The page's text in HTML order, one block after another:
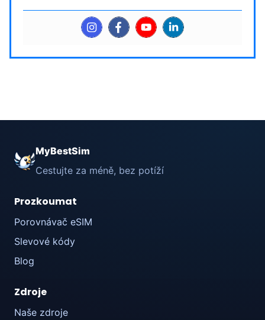
MyBestSim
Cestujte za méně, bez potíží
Prozkoumat
Porovnávač eSIM
Slevové kódy
Blog
Zdroje
Naše zdroje